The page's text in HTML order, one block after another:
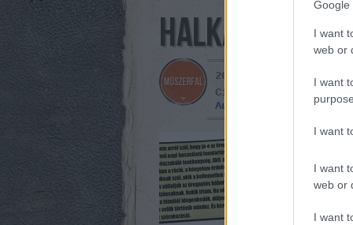
Google
I want
web or
I want
I want
I want
web or
I want
HALKAN
2014. július 06. -
Címkék:
Autobianchi
Bianchina
Két hét
nagypapi
es méretű